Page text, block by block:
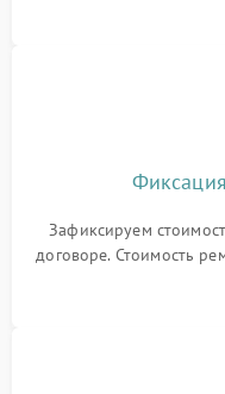
Зафиксируем
договоре. Стоимость